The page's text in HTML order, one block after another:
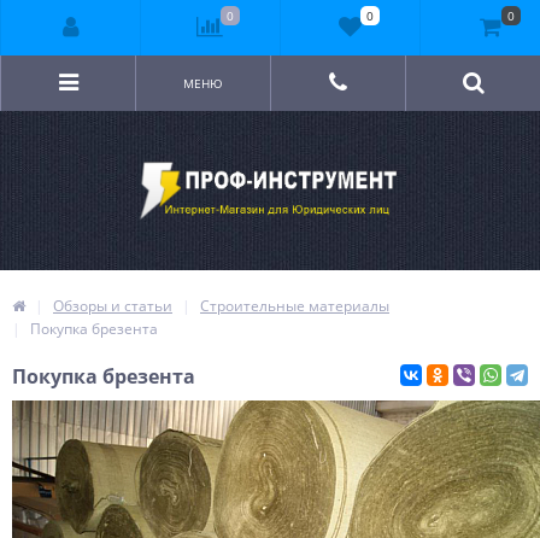
МЕНЮ
Обзоры и статьи
Строительные материалы
Покупка брезента
Покупка брезента
0 0 0